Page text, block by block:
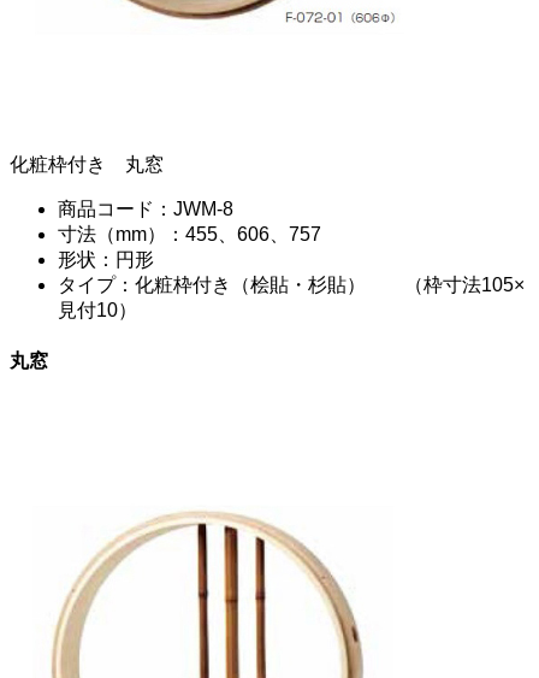
化粧枠付き 丸窓
商品コード：JWM-8
寸法（mm）：455、606、757
形状：円形
タイプ：化粧枠付き（桧貼・杉貼） （枠寸法105×
見付10）
丸窓